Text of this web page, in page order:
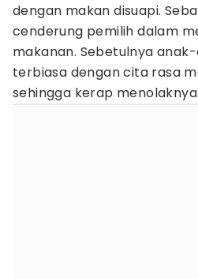
dengan makan disuapi.
cenderung pemilih dalam
makanan. Sebetulnya
terbiasa dengan cita rasa
sehingga kerap menolaknya.